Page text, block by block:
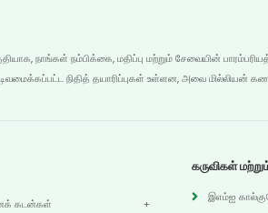
நாங்கள் நம்பிக்கை, மதிப்பு மற்றும் சேவையின்
நிதித் தயாரிப்புகள் உள்ளன, அவை மில்லியன்
கடன்கள்
கருவிகள்
இஎம்ஐ